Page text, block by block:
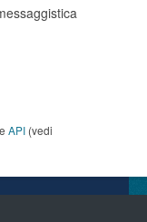
API (vedi